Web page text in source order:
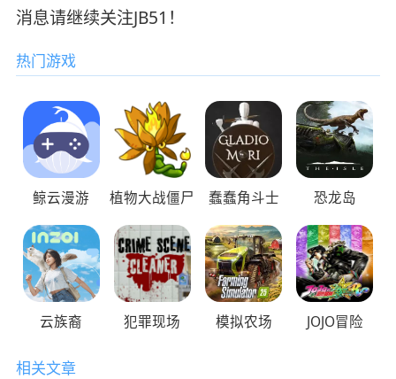
消息请继续关注JB51！
热门游戏
鲸云漫游 植物大战僵尸 蠢蠢角斗士 恐龙岛
云族裔 犯罪现场 模拟农场 JOJO冒险
相关文章